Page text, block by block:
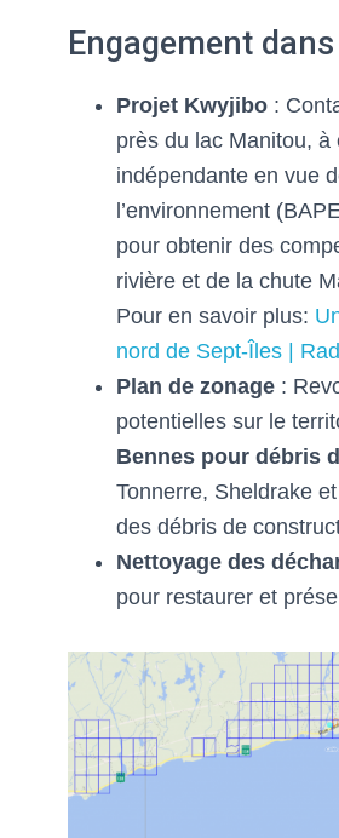
Engagement
Projet Kwyjibo :
près du lac Manitou,
indépendante en vue
l’environnement
pour obtenir des
rivière et de la chute
Pour en savoir plus:
nord de Sept-Îles |
Plan de zonage :
potentielles sur le
Bennes pour débris
Tonnerre, Sheldrake
des débris de
Nettoyage des
pour restaurer et